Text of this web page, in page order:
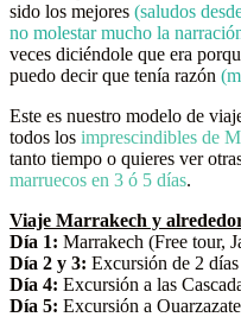
sido los mejores (saludos
no molestar mucho la
veces diciéndole que era
puedo decir que tenía razón
Este es nuestro modelo de
todos los imprescindibles de
tanto tiempo o quieres ver
marruecos en 3 ó 5 días.
Viaje Marrakech y
Día 1: Marrakech (Free tour,
Día 2 y 3: Excursión de 2
Día 4: Excursión a las
Día 5: Excursión a